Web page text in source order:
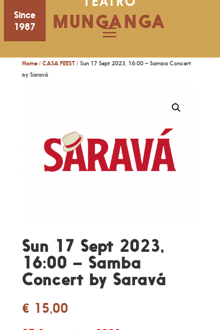
Since
1987
MUNGANGA
Home/ CASA FEEST/ Sun 17 Sept 2023, 16:00 – Samba Concert
by Saravá
Sun 17 Sept 2023,
16:00 – Samba
Concert by Saravá
€ 15,00